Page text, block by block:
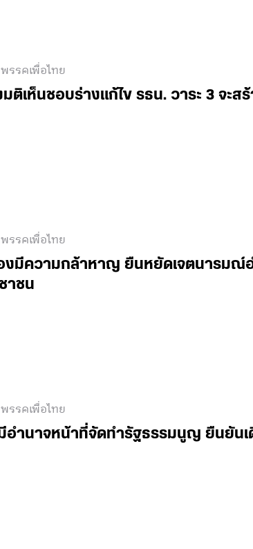
รรคเพื่อไทย
ติเห็นชอบร่างแก้ไข รธน. วาระ 3 จะส
รรคเพื่อไทย
งมีความกล้าหาญ ยืนหยัดเจตนารมณ์
าชน
รรคเพื่อไทย
อำนาจหน้าที่จัดทำรัฐธรรมนูญ ยืนยัน